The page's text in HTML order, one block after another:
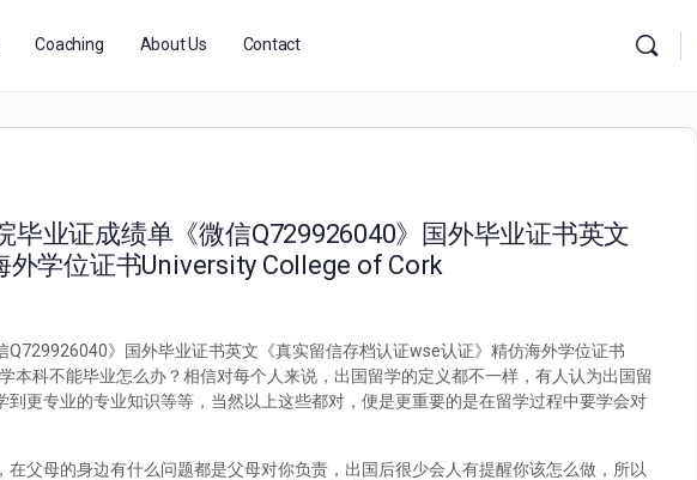
Coaching About Us Contact
毕业证成绩单《微信Q729926040》国外毕业证书英文
外学位证书University College of Cork
Q729926040》国外毕业证书英文《真实留信存档认证wse认证》精仿海外学位证书
本科不能毕业怎么办？相信对每个人来说，出国留学的定义都不一样，有人认为出国留
更专业的专业知识等等，当然以上这些都对，便是更重要的是在留学过程中要学会对
父母的身边有什么问题都是父母对你负责，出国后很少会人有提醒你该怎么做，所以